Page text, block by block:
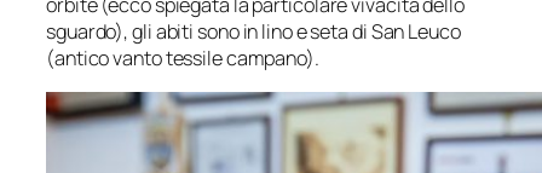
orbite (ecco spiegata la particolare vivacità dello
sguardo), gli abiti sono in lino e seta di San Leuco
(antico vanto tessile campano).